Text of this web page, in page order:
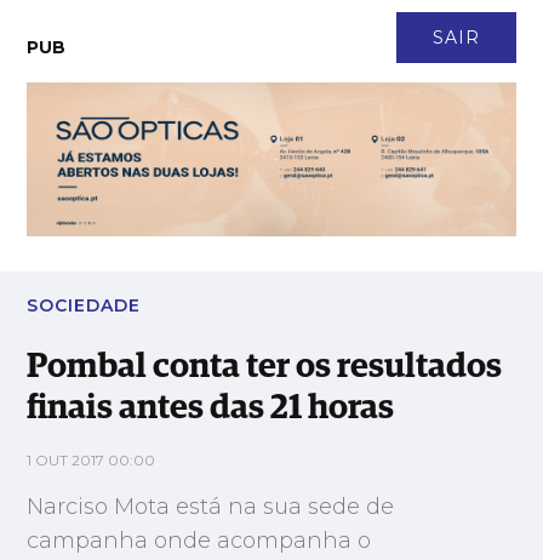
SAIR
PUB
Pombal conta ter os resultados finais antes das 21 horas
SOCIEDADE
Pombal conta ter os resultados
finais antes das 21 horas
1 OUT 2017 00:00
Narciso Mota está na sua sede de
campanha onde acompanha o